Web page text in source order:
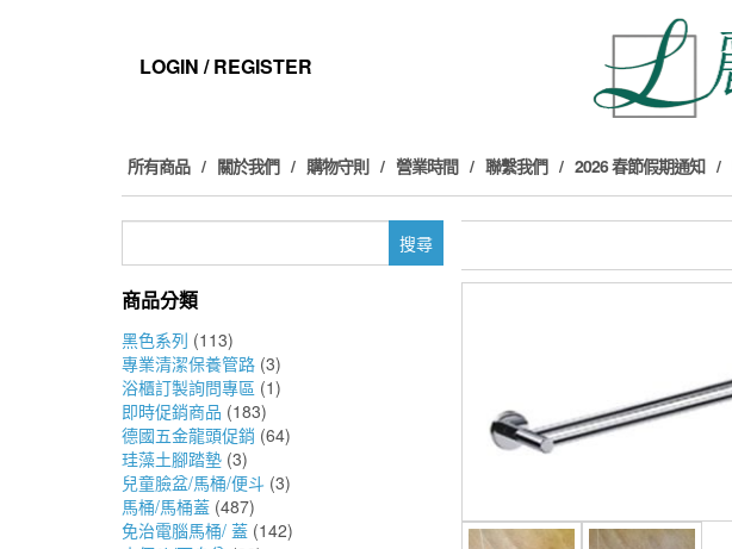
LOGIN / REGISTER
所有商品 關於我們 購物守則 營業時間 聯繫我們 2026 春節假期通知
鍵
商品分類
黑色系列 (113)
專業清潔保養管路 (3)
浴櫃訂製詢問專區 (1)
即時促銷商品 (183)
德國五金龍頭促銷 (64)
珪藻土腳踏墊 (3)
兒童臉盆/馬桶/便斗 (3)
馬桶/馬桶蓋 (487)
免治電腦馬桶/ 蓋 (142)